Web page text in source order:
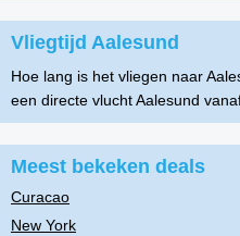
Vliegtijd Aalesund
Hoe lang is het vliegen naar
een directe vlucht Aalesund
Meest bekeken deals
Curacao
New York